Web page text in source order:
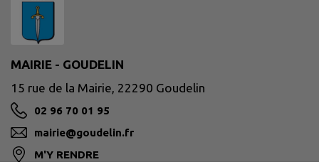
MAIRIE - GOUDELIN
15 rue de la Mairie, 22290 Goudelin
02 96 70 01 95
mairie@goudelin.fr
M'Y RENDRE